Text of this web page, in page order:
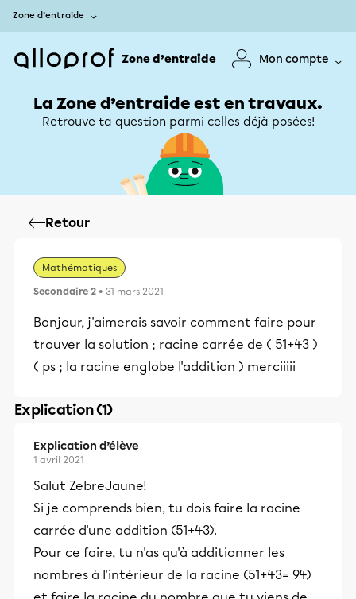
Zone d’entraide
Zone d’entraide Mon compte
La Zone d’entraide est en travaux.
Retrouve ta question parmi celles déjà posées!
Retour
Mathématiques
Secondaire 2 • 31 mars 2021
Bonjour, j'aimerais savoir comment faire pour
trouver la solution ; racine carrée de ( 51+43 )
( ps ; la racine englobe l'addition ) merciiiii
Explication (1)
Explication d’élève
1 avril 2021
Salut ZebreJaune!
Si je comprends bien, tu dois faire la racine
carrée d'une addition (51+43).
Pour ce faire, tu n'as qu'à additionner les
nombres à l'intérieur de la racine (51+43= 94)